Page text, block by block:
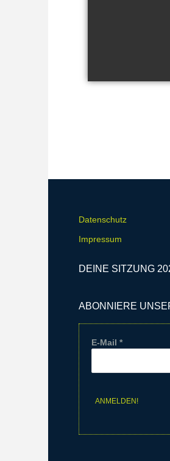
Datenschutz
Impressum
DEINE SITZUNG
ABONNIERE
E-Mail *